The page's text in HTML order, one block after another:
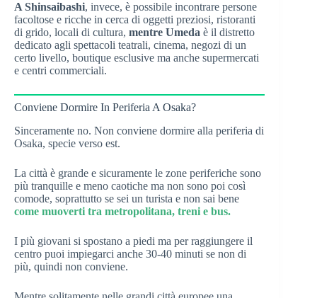
A Shinsaibashi, invece, è possibile incontrare persone
facoltose e ricche in cerca di oggetti preziosi, ristoranti
di grido, locali di cultura, mentre Umeda è il distretto
dedicato agli spettacoli teatrali, cinema, negozi di un
certo livello, boutique esclusive ma anche supermercati
e centri commerciali.
Conviene Dormire In Periferia A Osaka?
Sinceramente no. Non conviene dormire alla periferia di
Osaka, specie verso est.
La città è grande e sicuramente le zone periferiche sono
più tranquille e meno caotiche ma non sono poi così
comode, soprattutto se sei un turista e non sai bene
come muoverti tra metropolitana, treni e bus.
I più giovani si spostano a piedi ma per raggiungere il
centro puoi impiegarci anche 30-40 minuti se non di
più, quindi non conviene.